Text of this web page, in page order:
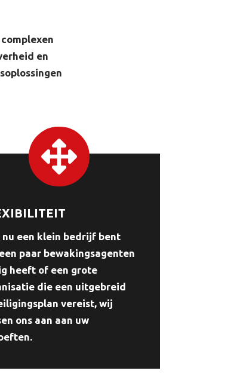
en

nu een klein bedrijf bent
paar bewakingsagenten
heeft of een grote
die een uitgebreid
vereist, wij
ons aan aan uw